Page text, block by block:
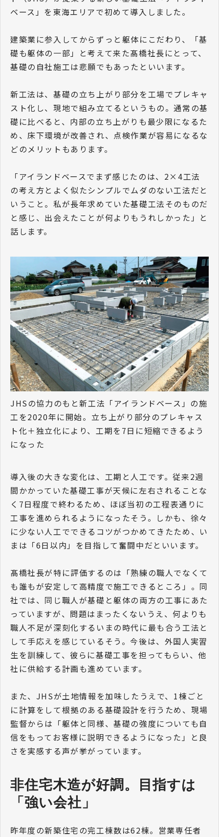
ベース」を東海エリアで初めて導入しました。
建築業に参入してからずっと躯体にこだわり、「基
礎も躯体の一部」と考えて来た髙橋社長にとって、
基礎の自社施工は悲願でもあったといいます。
新工法は、基礎の立ち上がり部分を工場でプレキャ
スト化し、現地で組み立てるというもの。通常の基
礎に比べると、内部の立ち上がりも最少限になるた
め、床下環境が改善され、点検作業が容易になるな
どのメリットもあります。
「アイランドベースでまず感じたのは、2×4工法
の考え方とよく似たシンプルでムダのない工法だと
いうこと。私が長年求めていた基礎工法そのものだ
と感じ、出会えたことが何よりもうれしかった」と
話します。
JHSの協力のもと新工法「アイランドベース」の施
工を2020年に開始。立ち上がり部分のプレキャス
ト化＋独立化により、工期を7日に短縮できるよう
になった
導入後の大きな変化は、工期と人工です。従来2週
間かかっていた基礎工事が天候に左右されることな
く7日程度で終わるため、ほぼ当初の工程表通りに
工事を進められるようになったそう。しかも、徐々
に少ない人工でできるコツがつかめてきたため、い
まは「6日以内」を目指して奮闘中だといいます。
髙橋社長が特に評価するのは「熟練の職人でなくて
も誰もが安定して高精度で施工できるところ」。同
社では、同じ職人が基礎と躯体の両方の工事にあた
っていますが、問題はまったくないうえ、何よりも
職人不足が深刻化するいまの時代に最も合う工法と
して手応えを感じているそう。今後は、外国人実習
生を訓練して、彼らに基礎工事を担ってもらい、他
社に供給する計画も進めています。
また、JHSが土地情報を加味したうえで、1棟ごと
に計算をして根拠のある基礎設計を行うため、現場
監督からは「躯体と同様、基礎の強度についても自
信をもってお客様に説明できるようになった」と良
さを実感する声が挙がっています。
非住宅木造が好調。目指すは
「強い会社」
昨年度の新築住宅の完工棟数は62棟。営業専任者